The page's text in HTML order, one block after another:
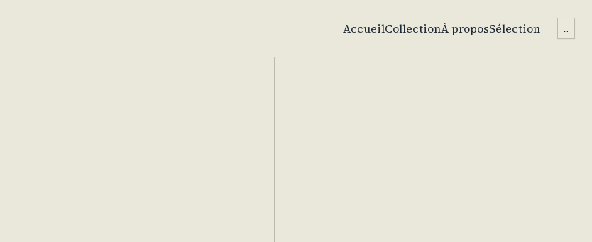
AccueilCollectionÀ proposSélection ...